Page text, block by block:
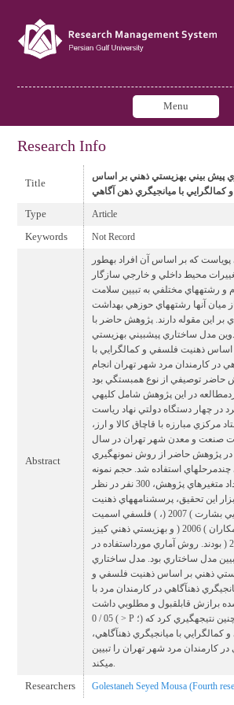
Menu
Research Info
Title
پيش بيني بهزيستي ذهني بر اساس
با ميانجيگري ذهن آگاهي
Type Article
Keywords Not Record
Abstract
كه بر اساس آن افراد بهطور
محيط داخلي و خارجي سازگار
و رشتههاي مختلفي به تبيين سلامت
از ميان آنها رشتههاي حوزهي بهداشت
بر اين مقوله دارند. پژوهش حاضر با
مدل ساختاري پيشبيني بهزيستي
اساس ذهنيت فلسفي و كمالگرايي با
در كارمندان مرد شهر تهران انجام
توصيفي از نوع همبستگي بود
در اين پژوهش شامل كليهي
در چهار دستگاه دولتي نهاد رياست
مركزي مبارزه با قاچاق كالا و ارز،
صنعت و معدن شهر تهران در سال
در پژوهش حاضر از روش نمونهگيري
استفاده شد. حجم نمونه
با توجه به تعداد متغيرهاي پژوهش، 300 نفر در نظر
اين تحقيق، پرسشنامههاي ذهنيت
فلسفي اسميت ( 2005 (، كمالگرايي بشارت ) 2007 (،
ذهنآگاهي بائر و همكاران ) 2006 ( و بهزيستي ذهني كييز
و ماگيارمو ) 2003 ( بودند. روش آماري مورداستفاده در
مدل ساختاري بود. مدل ساختاري
ذهني بر اساس ذهنيت فلسفي و
ذهنآگاهي در كارمندان مرد با
برازش قابلقبول و مطلوبي داشت
) 05 / 0 > P ؛) بنابراين ميتوان چنين نتيجهگيري كرد كه
با ميانجيگري ذهنآگاهي،
كارمندان مرد شهر تهران را تبيين
Researchers Golestaneh Seyed Mousa (Fourth